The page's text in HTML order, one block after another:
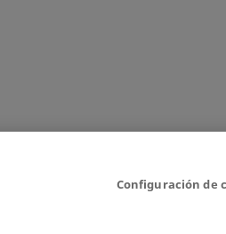
Sistema
Configuración de